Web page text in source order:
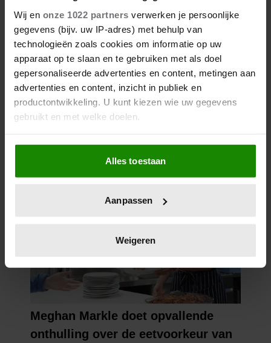
Wij en onze 1022 partners verwerken je persoonlijke
gegevens (bijv. uw IP-adres) met behulp van
technologieën zoals cookies om informatie op uw
apparaat op te slaan en te gebruiken met als doel
gepersonaliseerde advertenties en content, metingen aan
advertenties en content, inzicht in publiek en
productontwikkeling. U kunt kiezen wie uw gegevens
gebruikt en met welke doelen.
Als u het toestaat, willen we ook graag:
Informatie verzamelen over uw geografische
locatie, die tot een paar meter nauwkeurig kan zijn
scannen op specifieke eigenschappen (fingerprinting)
verwerkt en stel uw voorkeuren in het
intrekken in de Cookieverklaring.
We gebruiken cookies om content en advertenties te
personaliseren, om functies voor social media te bieden
en om ons websiteverkeer te analyseren. Ook delen we
informatie over uw gebruik van onze site met onze
Alles toestaan
Aanpassen
Weigeren